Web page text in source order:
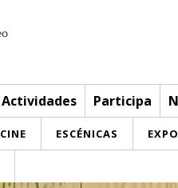
Actividades Participa
CINE ESCÉNICAS